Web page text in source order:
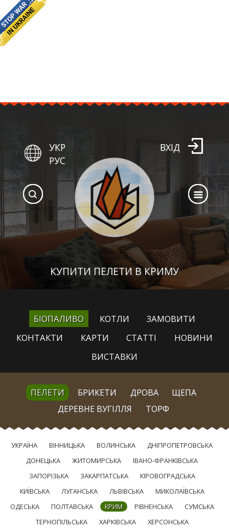
КУПИТИ ПЕЛЕТИ В КРИМУ
УКР
РУС
ВХІД
БІОПАЛИВО КОТЛИ
ЗАМОВИТИ
КОНТАКТИ
КАРТИ СТАТТІ
НОВИНИ
ВИСТАВКИ
ПЕЛЕТИ БРИКЕТИ ДРОВА
ЩЕПА
ДЕРЕВНЕ ВУГІЛЛЯ
ТОРФ
УКРАЇНА ВІННИЦЬКА ВОЛИНСЬКА
ДНІПРОПЕТРОВСЬКА
ДОНЕЦЬКА
ЖИТОМИРСЬКА
ІВАНО-ФРАНКІВСЬКА
ЗАПОРІЗЬКА
ЗАКАРПАТСЬКА
КІРОВОГРАДСЬКА
КИЇВСЬКА
ЛУГАНСЬКА ЛЬВІВСЬКА
МИКОЛАЇВСЬКА
ОДЕСЬКА
ПОЛТАВСЬКА КРИМ РІВНЕНСЬКА
СУМСЬКА
ТЕРНОПІЛЬСЬКА
ХАРКІВСЬКА
ХЕРСОНСЬКА